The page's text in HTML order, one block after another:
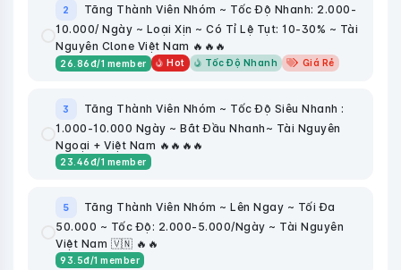
2
Tăng Thành Viên Nhóm ~ Tốc Độ Nhanh: 2.000-
10.000/ Ngày ~ Loại Xịn ~ Có Tỉ Lệ Tụt: 10-30% ~ Tài
Nguyên Clone Việt Nam 🔥🔥🔥
26.86đ/1 member Hot Tốc Độ Nhanh Giá Rẻ
3
Tăng Thành Viên Nhóm ~ Tốc Độ Siêu Nhanh :
1.000-10.000 Ngày ~ Bắt Đầu Nhanh~ Tài Nguyên
Ngoại + Việt Nam 🔥🔥🔥🔥
23.46đ/1 member
5
Tăng Thành Viên Nhóm ~ Lên Ngay ~ Tối Đa
50.000 ~ Tốc Độ: 2.000-5.000/Ngày ~ Tài Nguyên
Việt Nam 🇻🇳 🔥🔥
93.5đ/1 member